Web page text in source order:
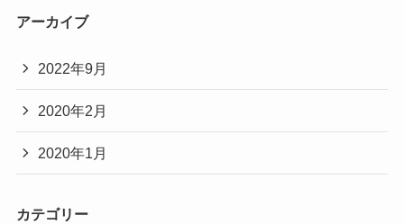
アーカイブ
2022年9月
2020年2月
2020年1月
カテゴリー